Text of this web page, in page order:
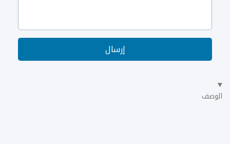
إرسال
الوصف